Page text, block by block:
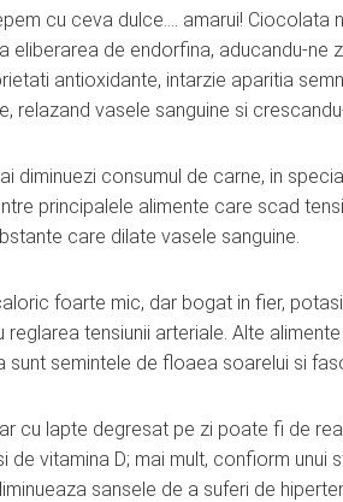
cu ceva dulce…. amarui!
eliberarea de endorfina, aducandu-
antioxidante, intarzie aparitia
relazand vasele sanguine si
diminuezi consumul de carne, in
principalele alimente care scad
care dilate vasele sanguine.
foarte mic, dar bogat in fier,
reglarea tensiunii arteriale. Alte
sunt semintele de floaea soarelui si
cu lapte degresat pe zi poate fi de
de vitamina D; mai mult, confiorm
sansele de a suferi de